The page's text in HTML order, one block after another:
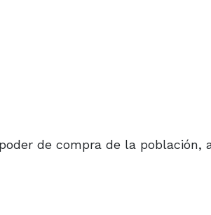
de compra de la población,